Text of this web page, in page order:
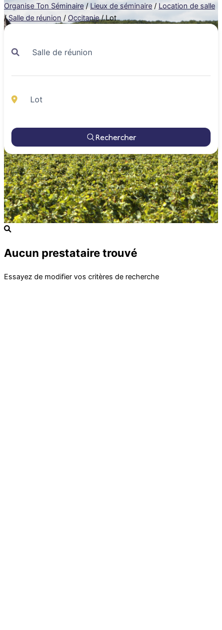
Organise Ton Séminaire / Lieux de séminaire / Location de salle
/ Salle de réunion / Occitanie / Lot
Rechercher
Aucun prestataire trouvé
Essayez de modifier vos critères de recherche